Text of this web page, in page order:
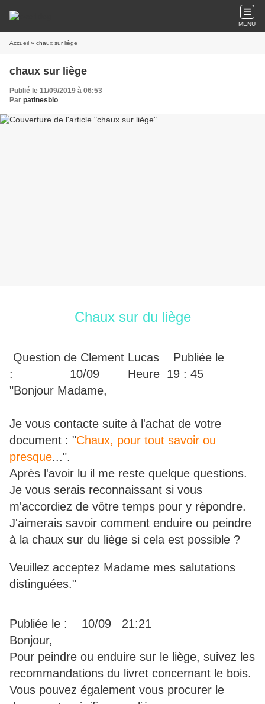
MENU
Accueil » chaux sur liège
chaux sur liège
Publié le 11/09/2019 à 06:53
Par patinesbio
Chaux sur du liège
Question de Clement Lucas Publiée le
: 10/09 Heure 19 : 45
"Bonjour Madame,
Je vous contacte suite à l'achat de votre
document : "Chaux, pour tout savoir ou
presque...".
Après l'avoir lu il me reste quelque questions.
Je vous serais reconnaissant si vous
m'accordiez de vôtre temps pour y répondre.
J'aimerais savoir comment enduire ou peindre
à la chaux sur du liège si cela est possible ?
Veuillez acceptez Madame mes salutations
distinguées."
Publiée le : 10/09 21:21
Bonjour,
Pour peindre ou enduire sur le liège, suivez les
recommandations du livret concernant le bois.
Vous pouvez également vous procurer le